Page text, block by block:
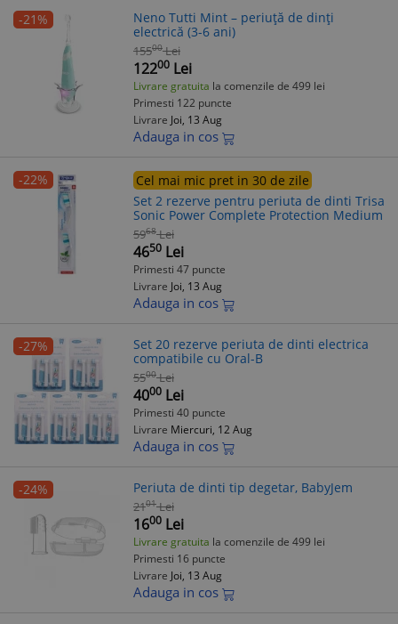
-21%
Neno Tutti Mint – periuță de dinți
electrică (3-6 ani)
15500 Lei
12200 Lei
Livrare gratuita la comenzile de 499 lei
Primesti 122 puncte
Livrare Joi, 13 Aug
Adauga in cos
-22%
Cel mai mic pret in 30 de zile
Set 2 rezerve pentru periuta de dinti Trisa
Sonic Power Complete Protection Medium
5968 Lei
4650 Lei
Primesti 47 puncte
Livrare Joi, 13 Aug
Adauga in cos
-27%
Set 20 rezerve periuta de dinti electrica
compatibile cu Oral-B
5500 Lei
4000 Lei
Primesti 40 puncte
Livrare Miercuri, 12 Aug
Adauga in cos
-24% Periuta de dinti tip degetar, BabyJem
2101 Lei
1600 Lei
Livrare gratuita la comenzile de 499 lei
Primesti 16 puncte
Livrare Joi, 13 Aug
Adauga in cos